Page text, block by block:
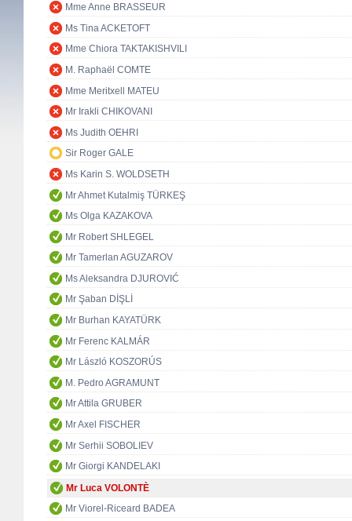
Mme Anne BRASSEUR
Ms Tina ACKETOFT
Mme Chiora TAKTAKISHVILI
M. Raphaël COMTE
Mme Meritxell MATEU
Mr Irakli CHIKOVANI
Ms Judith OEHRI
Sir Roger GALE
Ms Karin S. WOLDSETH
Mr Ahmet Kutalmiş TÜRKEŞ
Ms Olga KAZAKOVA
Mr Robert SHLEGEL
Mr Tamerlan AGUZAROV
Ms Aleksandra DJUROVIĆ
Mr Şaban DİŞLİ
Mr Burhan KAYATÜRK
Mr Ferenc KALMÁR
Mr László KOSZORÚS
M. Pedro AGRAMUNT
Mr Attila GRUBER
Mr Axel FISCHER
Mr Serhii SOBOLIEV
Mr Giorgi KANDELAKI
Mr Luca VOLONTÈ
Mr Viorel-Riceard BADEA